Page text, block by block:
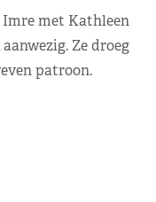
met Kathleen
Ze droeg
patroon.